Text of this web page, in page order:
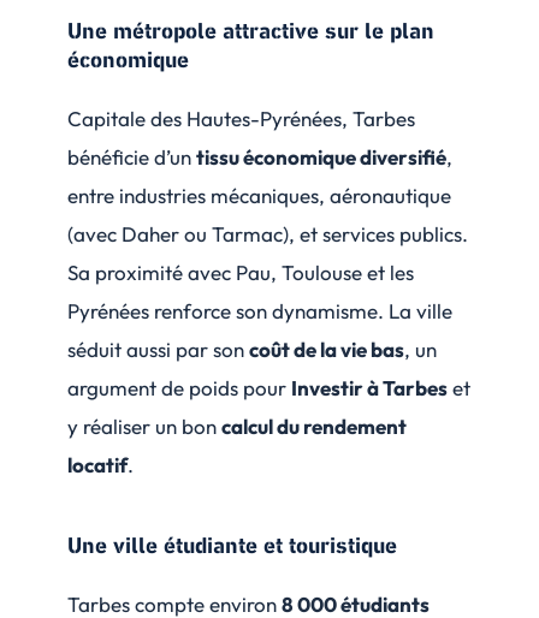
Une métropole attractive sur le plan
économique
Capitale des Hautes-Pyrénées, Tarbes
bénéficie d’untissu économique diversifié,
entre industries mécaniques, aéronautique
(avec Daher ou Tarmac), et services publics.
Sa proximité avec Pau, Toulouse et les
Pyrénées renforce son dynamisme. La ville
séduit aussi par soncoût de la vie bas, un
argument de poids pour Investir à Tarbeset
y réaliser un boncalcul du rendement
locatif.
Une ville étudiante et touristique
Tarbes compte environ8 000 étudiants